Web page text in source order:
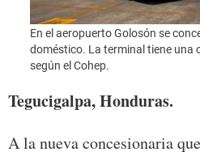
En el aeropuerto Golosón se
doméstico. La terminal tiene una
según el Cohep.
Tegucigalpa, Honduras.
A la nueva concesionaria